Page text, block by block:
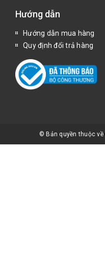
Hướng dẫn
Hướng dẫn mua hàng
Quy định đổi trả hàng
© Bản quyền thuộc về